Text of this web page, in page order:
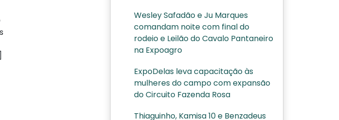
Wesley Safadão e Ju Marques
comandam noite com final do
rodeio e Leilão do Cavalo Pantaneiro
na Expoagro
ExpoDelas leva capacitação às
mulheres do campo com expansão
do Circuito Fazenda Rosa
Thiaguinho, Kamisa 10 e Benzadeus